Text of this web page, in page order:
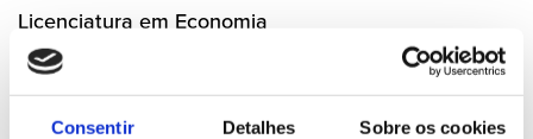
Consentir Detalhes Sobre os cookies
Licenciatura em Economia
Licenciatura em Direito
Especialização em Direito das Autarquias Locais